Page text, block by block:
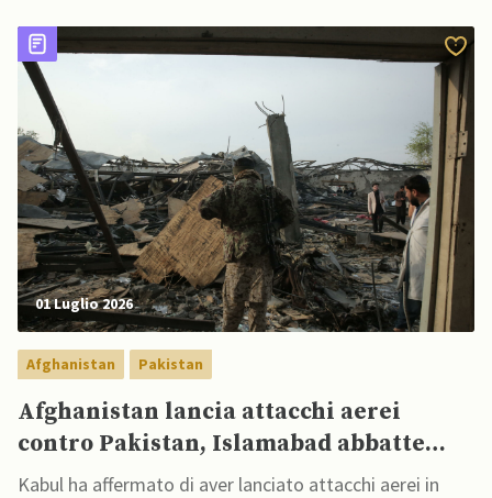
01 Luglio 2026
Afghanistan Pakistan
Afghanistan lancia attacchi aerei
contro Pakistan, Islamabad abbatte
droni
Kabul ha affermato di aver lanciato attacchi aerei in